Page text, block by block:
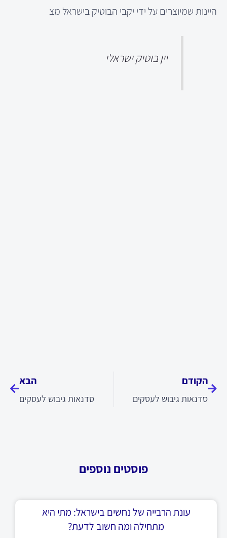
היינות שמיוצרים על ידי יקבי הבוטיק בישראל מצ
יין בוטיק ישראלי
הקודם
סדנאות גיבוש לעסקים
הבא
סדנאות גיבוש לעסקים
פוסטים נוספים
עונת הרבייה של נחשים בישראל: מתי היא
מתחילה ומה חשוב לדעת?